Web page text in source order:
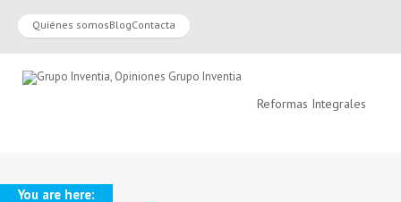
Quiénes somosBlogContacta
Reformas Integrales
You are here: